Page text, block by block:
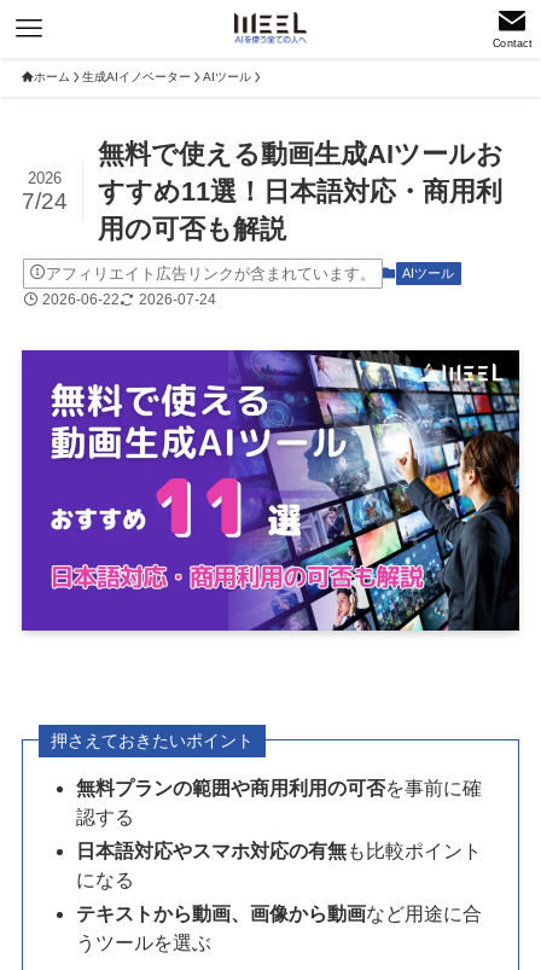
Contact
ホーム 生成AIイノベーター AIツール
無料で使える動画生成AIツールお
すすめ11選！日本語対応・商用利
用の可否も解説
2026
7/24
アフィリエイト広告リンクが含まれています。 AIツール
2026-06-22 2026-07-24
押さえておきたいポイント
無料プランの範囲や商用利用の可否を事前に確
認する
日本語対応やスマホ対応の有無も比較ポイント
になる
テキストから動画、画像から動画など用途に合
うツールを選ぶ